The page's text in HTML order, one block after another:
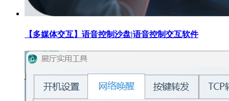
【多媒体交互】语音控制沙盘|语音控制交互软件